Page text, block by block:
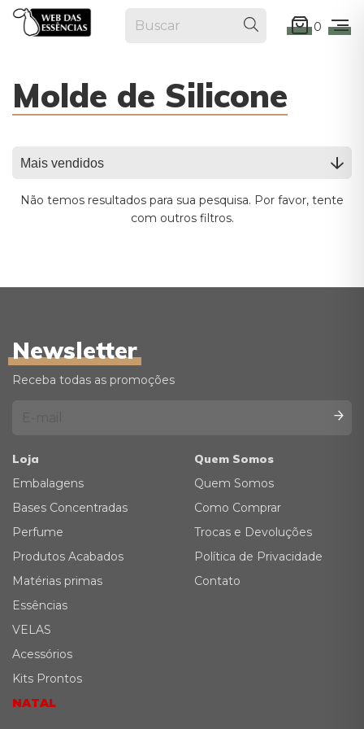
0
Molde de Silicone
Não temos resultados para sua pesquisa. Por favor, tente
com outros filtros.
Newsletter
Receba todas as promoções
Loja
Embalagens
Bases Concentradas
Perfume
Produtos Acabados
Matérias primas
Essências
VELAS
Acessórios
Kits Prontos
NATAL
Quem Somos
Quem Somos
Como Comprar
Trocas e Devoluções
Política de Privacidade
Contato